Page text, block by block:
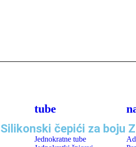
tube
Jednokratne tube
Silikonski čepići za boju